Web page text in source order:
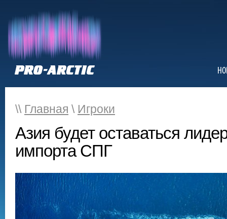
\\ Главная \ Игроки
Азия будет оставаться
импорта СПГ